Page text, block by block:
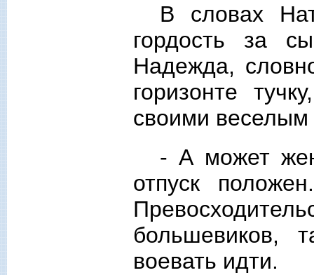
В словах
гордость за
Надежда,
горизонте
своими
- А может
отпуск
большевиков,
воевать идти.